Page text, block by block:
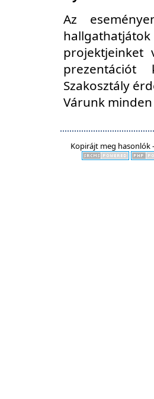
Az
Szakosztály
Várunk
Kopirájt meg hasonlók